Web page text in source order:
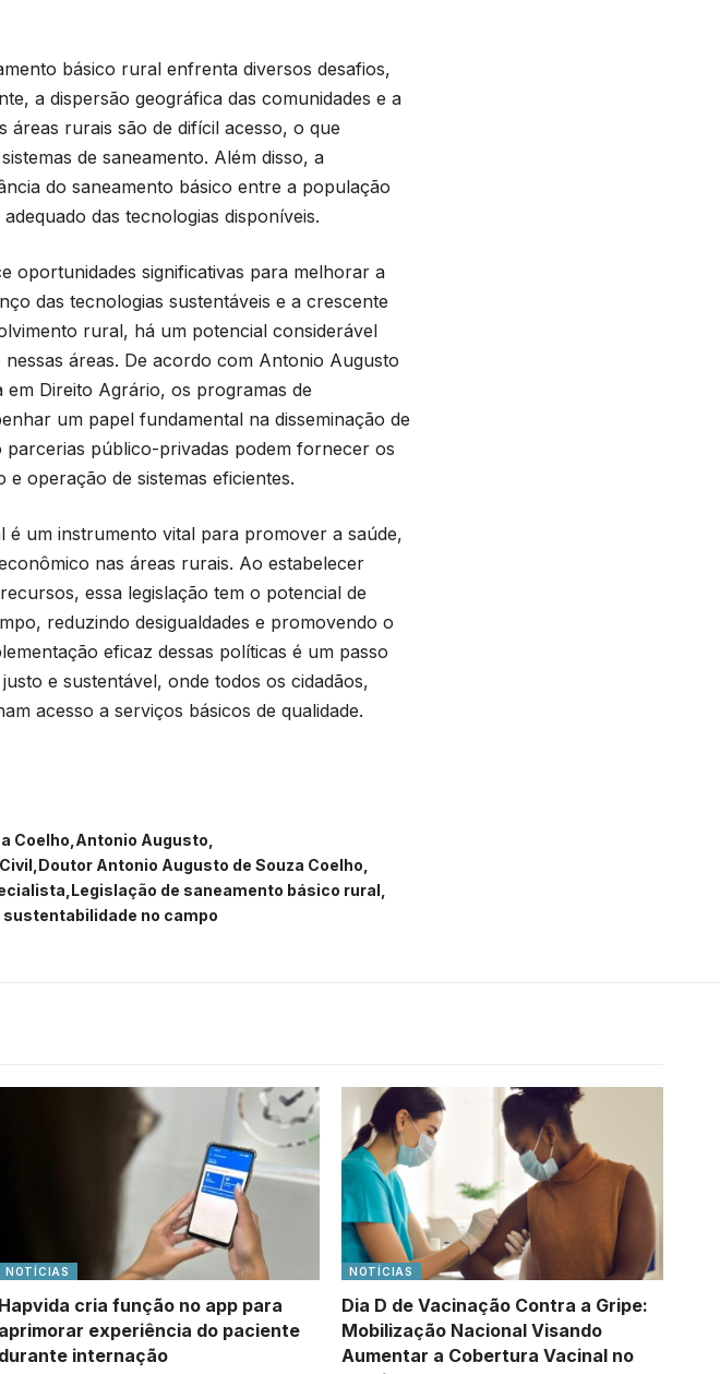
básico rural enfrenta diversos desafios,
a dispersão geográfica das comunidades e a
áreas rurais são de difícil acesso, o que
de saneamento. Além disso, a
do saneamento básico entre a população
das tecnologias disponíveis.
oportunidades significativas para melhorar a
das tecnologias sustentáveis e a crescente
rural, há um potencial considerável
áreas. De acordo com Antonio Augusto
em Direito Agrário, os programas de
um papel fundamental na disseminação de
parcerias público-privadas podem fornecer os
operação de sistemas eficientes.
é um instrumento vital para promover a saúde,
nas áreas rurais. Ao estabelecer
essa legislação tem o potencial de
reduzindo desigualdades e promovendo o
eficaz dessas políticas é um passo
e sustentável, onde todos os cidadãos,
acesso a serviços básicos de qualidade.
Coelho Antonio Augusto
Doutor Antonio Augusto de Souza Coelho
Legislação de saneamento básico rural
sustentabilidade no campo
NOTÍCIAS
Hapvida cria função no app para
aprimorar experiência do paciente
durante internação
NOTÍCIAS
Dia D de Vacinação Contra a Gripe:
Mobilização Nacional Visando
Aumentar a Cobertura Vacinal no